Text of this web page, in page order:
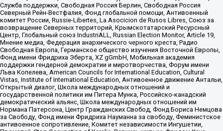
Служба поддержки, Свободная Россия Берлин, Свободная Россия
Северный Рейн-Вестфалия, Фонд глобальной помощи, Антивоенный
комитет России, Russie-Libertes, La Asocicion de Rusos Libres, Союз за
возвращение Северных территорий, Крымскотатарский Ресурсный
Центр, Глобальный союз IndustriALL, Russian Election Monitor, Article 19,
Мнение медиа, Федерация анархического черного креста, Радио
Свободная Европа, Германское общество изучения Восточной Европы,
Фонд имени Фридриха Эберта, XZ gGmbH, Мобильная академия
поддержки гендерной демократии и миротворчества, Форум имени
Льва Копелева, American Councils for International Education, Cultural
Vistas, Institute of International Education, Антивоенное движение Антальи,
Открытый диалог, Школа международных отношений и
государственной политики им Питера Мунка, Российско-канадский
демократический альянс, Школа международных отношений им
Нормана Патерсона, Центр Гражданских Свобод, Фонд Бориса Немцова
за Свободу, Фонд имени Фридриха Науманна за свободу, Феминистское
антивоенное сопротивление, Комитет независимости Ингушетии,